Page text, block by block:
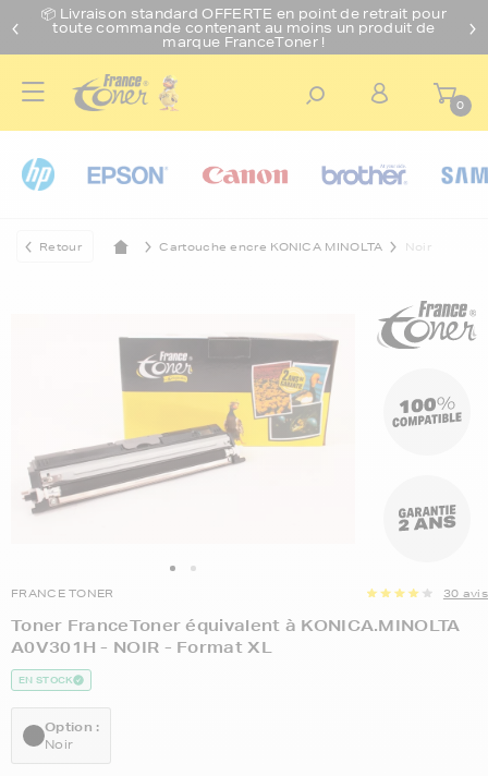
📦 Livraison standard OFFERTE en point de retrait pour
toute commande contenant au moins un produit de
marque FranceToner !
0
Retour Cartouche encre KONICA MINOLTA Noir
FRANCE TONER 30 avis
Toner FranceToner équivalent à KONICA.MINOLTA
A0V301H - NOIR - Format XL
EN STOCK
Option :
Noir